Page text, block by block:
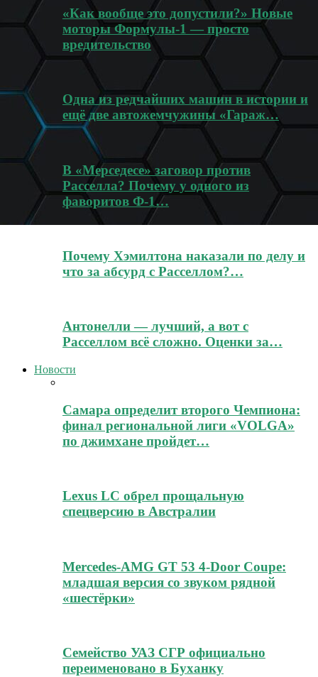
«Как вообще это допустили?» Новые
моторы Формулы-1 — просто
вредительство
Одна из редчайших машин в истории и
ещё две автожемчужины «Гараж…
В «Мерседесе» заговор против
Расселла? Почему у одного из
фаворитов Ф-1…
Почему Хэмилтона наказали по делу и
что за абсурд с Расселлом?…
Антонелли — лучший, а вот с
Расселлом всё сложно. Оценки за…
Новости
Самара определит второго Чемпиона:
финал региональной лиги «VOLGA»
по джимхане пройдет…
Lexus LC обрел прощальную
спецверсию в Австралии
Mercedes-AMG GT 53 4-Door Coupe:
младшая версия со звуком рядной
«шестёрки»
Семейство УАЗ СГР официально
переименовано в Буханку